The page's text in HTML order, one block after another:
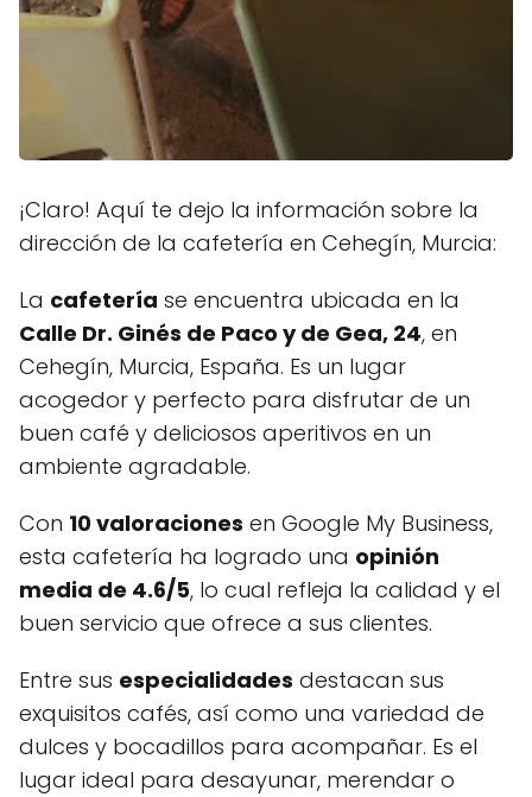
¡Claro! Aquí te dejo la información sobre la
dirección de la cafetería en Cehegín, Murcia:
La cafetería se encuentra ubicada en la
Calle Dr. Ginés de Paco y de Gea, 24, en
Cehegín, Murcia, España. Es un lugar
acogedor y perfecto para disfrutar de un
buen café y deliciosos aperitivos en un
ambiente agradable.
Con 10 valoraciones en Google My Business,
esta cafetería ha logrado una opinión
media de 4.6/5, lo cual refleja la calidad y el
buen servicio que ofrece a sus clientes.
Entre sus especialidades destacan sus
exquisitos cafés, así como una variedad de
dulces y bocadillos para acompañar. Es el
lugar ideal para desayunar, merendar o